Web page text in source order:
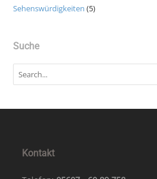
Sehenswürdigkeiten (5)
Suche
Kontakt